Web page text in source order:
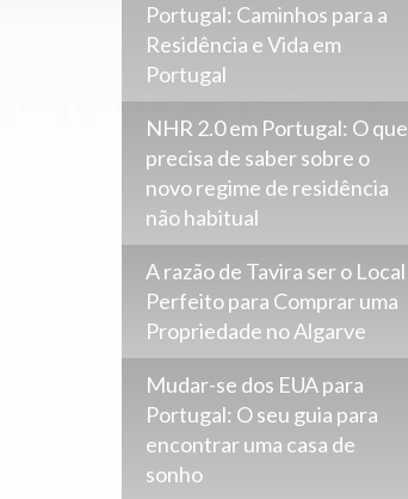
Portugal: Caminhos para a
Residência e Vida em
Portugal
NHR 2.0 em Portugal: O que
precisa de saber sobre o
novo regime de residência
não habitual
A razão de Tavira ser o Local
Perfeito para Comprar uma
Propriedade no Algarve
Mudar-se dos EUA para
Portugal: O seu guia para
encontrar uma casa de
sonho